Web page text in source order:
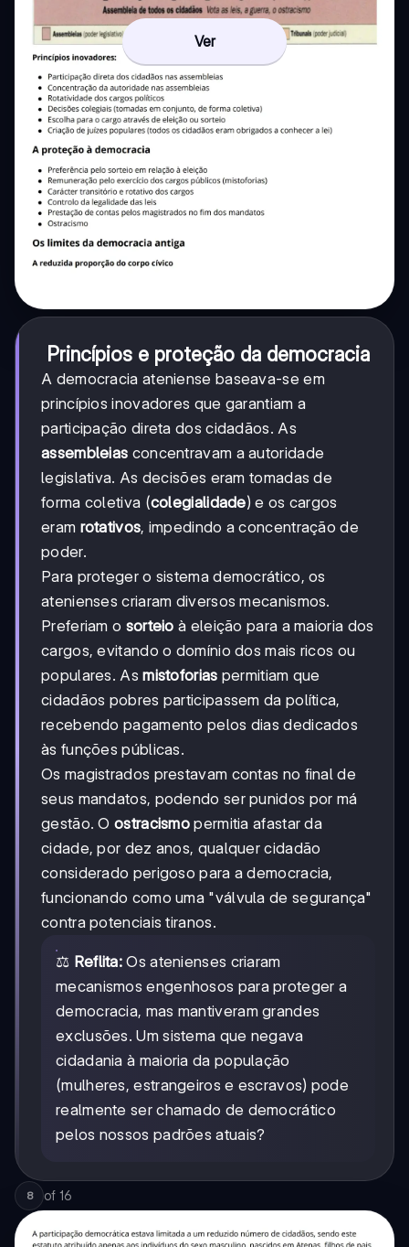
Ver
Princípios e proteção da democracia
A democracia ateniense baseava-se em
princípios inovadores que garantiam a
participação direta dos cidadãos. As
assembleias concentravam a autoridade
legislativa. As decisões eram tomadas de
forma coletiva (colegialidade) e os cargos
eram rotativos, impedindo a concentração de
poder.
Para proteger o sistema democrático, os
atenienses criaram diversos mecanismos.
Preferiam o sorteio à eleição para a maioria dos
cargos, evitando o domínio dos mais ricos ou
populares. Asmistoforias permitiam que
cidadãos pobres participassem da política,
recebendo pagamento pelos dias dedicados
às funções públicas.
Os magistrados prestavam contas no final de
seus mandatos, podendo ser punidos por má
gestão. O ostracismo permitia afastar da
cidade, por dez anos, qualquer cidadão
considerado perigoso para a democracia,
funcionando como uma "válvula de segurança"
contra potenciais tiranos.
⚖️ Reflita: Os atenienses criaram
mecanismos engenhosos para proteger a
democracia, mas mantiveram grandes
exclusões. Um sistema que negava
cidadania à maioria da população
(mulheres, estrangeiros e escravos) pode
realmente ser chamado de democrático
pelos nossos padrões atuais?
8 of 16